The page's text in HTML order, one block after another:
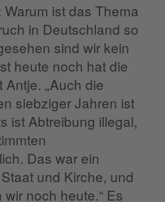
ist das Thema
in Deutschland so
sind wir kein
heute noch hat die
Antje. „Auch die
siebziger Jahren ist
ist Abtreibung illegal,
Das war ein
und Kirche, und
noch heute.“ Es